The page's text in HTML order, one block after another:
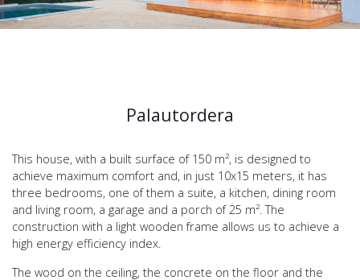
Palautordera
This house, with a built surface of 150 m², is designed to
achieve maximum comfort and, in just 10x15 meters, it has
three bedrooms, one of them a suite, a kitchen, dining room
and living room, a garage and a porch of 25 m². The
construction with a light wooden frame allows us to achieve a
high energy efficiency index.
The wood on the ceiling, the concrete on the floor and the